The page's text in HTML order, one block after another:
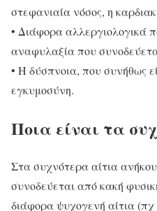
στεφανιαία νόσος, η
• Διάφορα αλλεργιολογικά
αναφυλαξία που
• Η δύσπνοια, που συνήθως
εγκυμοσύνη.
Ποια είναι τα
Στα συχνότερα αίτια
συνοδεύεται από κακή
διάφορα ψυχογενή αίτια (πχ